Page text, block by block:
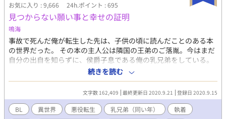
お気に入り : 9,666 24h.ポイント : 695
見つからない願い事と幸せの証明
鳴海
事故で死んだ俺が転生した先は、子供の頃に読んだことのある本
の世界だった。 その本の主人公は隣国の王弟のご落胤。今はまだ
自分の出自を知らずに、侯爵子息である俺の乳兄弟をしている。
そんな主人公のことを平民のくせにスペックが高くて生意気だと
嫌い、イジメる悪役が俺だった！ もちろん、前世を思い出した俺
はイジメなんてしない。 いつの日か主人公が隣国の王位につくそ
の日まで、俺は応援し続けるつもりです！ ※本編終了後の「Side
カイル」に変態がでますし、死ネタも有ります。
続きを読む
文字数 162,409 最終更新日 2020.9.21 登録日 2020.9.15
BL 異世界 悪役転生 乳兄弟（同い年）
執着